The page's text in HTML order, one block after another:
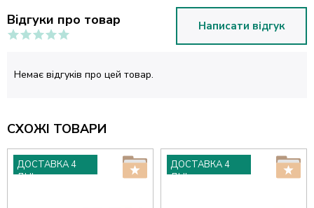
Відгуки про товар Написати відгук
Немає відгуків про цей товар.
СХОЖІ ТОВАРИ
ДОСТАВКА 4
ДНІ
ДОСТАВКА 4
ДНІ